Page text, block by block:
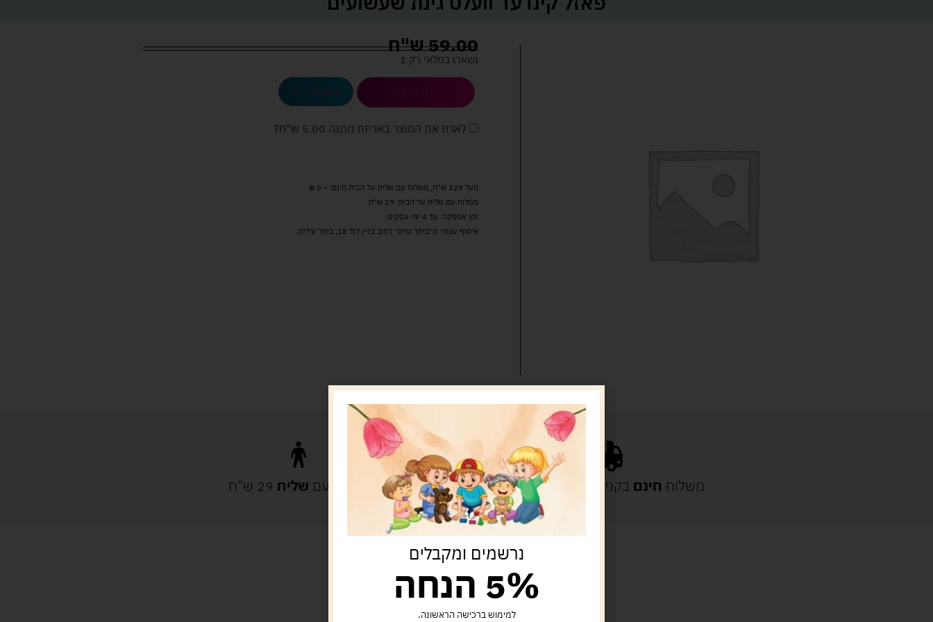
59.00ש"ח
נשארו במלאי רק 1
הוספה לסל
לארוז את המוצר באריזת מתנה 5.00 ש"ח ?
מעל 329 ש"ח, משלוח עם שליח עד הבית חינם! – 0 ₪
משלוח עם שליח עד הבית: 29 ש"ח
זמן אספקה: עד 4 ימי עסקים.
איסוף עצמי: מ"ביתר טויס" רחוב בניין דוד 18, ביתר עילית.
משלוח חינם בקנייה מעל 329 ש"ח משלוח עם שליח 29 ש"ח
מוצרים קשורים
נרשמים ומקבלים
5% הנחה
למימוש ברכישה הראשונה.